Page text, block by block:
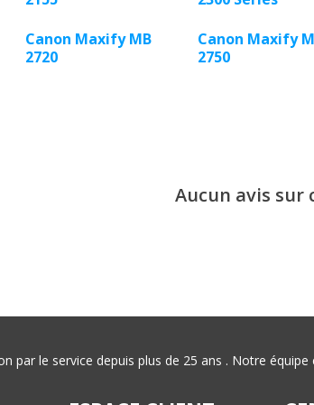
Canon Maxify MB
2720
Canon Maxify
2750
Aucun avis sur
par le service depuis plus de 25 ans . Notre